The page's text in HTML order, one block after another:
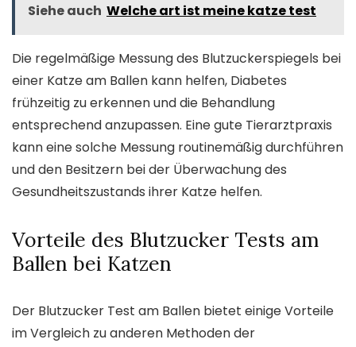
Siehe auch Welche art ist meine katze test
Die regelmäßige Messung des Blutzuckerspiegels bei
einer Katze am Ballen kann helfen, Diabetes
frühzeitig zu erkennen und die Behandlung
entsprechend anzupassen. Eine gute Tierarztpraxis
kann eine solche Messung routinemäßig durchführen
und den Besitzern bei der Überwachung des
Gesundheitszustands ihrer Katze helfen.
Vorteile des Blutzucker Tests am
Ballen bei Katzen
Der Blutzucker Test am Ballen bietet einige Vorteile
im Vergleich zu anderen Methoden der